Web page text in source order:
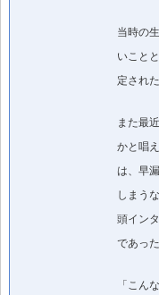
当時の
いこと
定された
また最
かと唱
は、早
しまう
頭イン
であった
「こん